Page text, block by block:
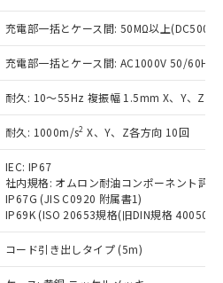
充電部一括とケース間: 50MΩ以上(DC500V
充電部一括とケース間: AC1000V 50/60Hz
耐久: 10～55Hz 複振幅 1.5mm X、Y、Z各
耐久: 1000m/s2 X、Y、Z各方向 10回
IEC: IP67
社内規格: オムロン耐油コンポーネント評
IP67G (JIS C0920 附属書1)
IP69K (ISO 20653規格(旧DIN規格 40050
コード引き出しタイプ (5m)
び標準価格照会結果は、
成されるものであり、閲
での実際の在庫および標
なる場合があることをご
。
況および標準価格はお客
、またはお客様担当のオ
器販売店・当社販売員に
い。
機器販売店や当社販売拠
ットワーク
」をご確認
び標準価格結果を当社の
とがあります。
）：
水銀(Hg) 1000ppm以下、 カド
ポリ臭化ジフェニルエーテル類
フタル酸ビス(2-エチルヘキシ
1000ppm以下、フタル酸ブチ
以下、フタル酸ジブチル
用監視および制御機器に対する
物質については閾値を超える意
確認しています。
す。当社販売部門へお問
値 (GB/T26572)：
水銀) : 1000ppm、 Cd(カドミウ
、 PBBs(ポリ臭化ビフェ
ポリ臭化ジフェニルエーテ
エチルヘキシル)) : 1000ppm
期限
10物質）のすべてが基
国貿易法に定める商品
貨物等」という）を輸出
の提供する場合は、日本
許可(または役務取引許
などの必要な手続きを
物を破棄する場合は、完
など、違法に輸出されな
手段を講じます。
品を、核兵器、ミサイ
、生物兵器またはその他
れらの製造装置等に一切
製品を第三者に販売する
1、2および3の内容を当
上の在庫あり
は満たないが在庫あり
(最新の在庫状況につ
お客様のお取引先、ま
様担当のオムロン制御
店・当社販売員にご確
い)